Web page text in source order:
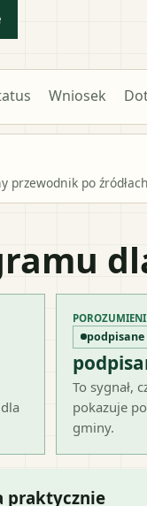
Wniosek
przewodnik po
podpisane
To sygnał,
pokazuje
gminy.
praktycznie